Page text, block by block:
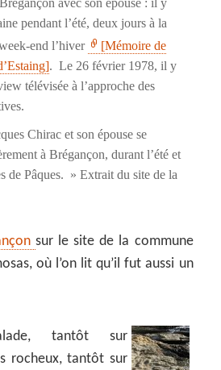
avec son épouse : il y
pendant l’été, deux jours à la
end l’hiver
[Mémoire de
. Le 26 février 1978, il y
télévisée à l’approche des
Chirac et son épouse se
à Brégançon, durant l’été et
de Pâques. » Extrait du site de la
sur le site de la commune
où l’on lit qu’il fut aussi un
tantôt sur
rocheux, tantôt sur